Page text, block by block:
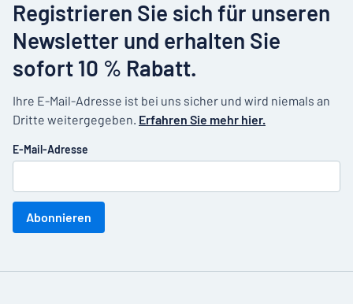
Registrieren Sie sich für unseren
Newsletter und erhalten Sie
sofort 10 % Rabatt.
Ihre E-Mail-Adresse ist bei uns sicher und wird niemals an
Dritte weitergegeben. Erfahren Sie mehr hier.
E-Mail-Adresse
Abonnieren